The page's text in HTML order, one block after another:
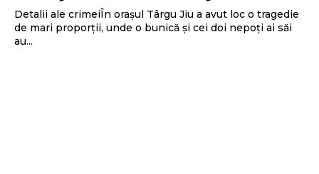
Detalii ale crimeiÎn orașul Târgu Jiu a avut loc o tragedie
de mari proporții, unde o bunică și cei doi nepoți ai săi
au...